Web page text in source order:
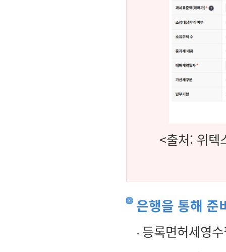
<출처: 위텍
은행을 통해 준
등록면허세영